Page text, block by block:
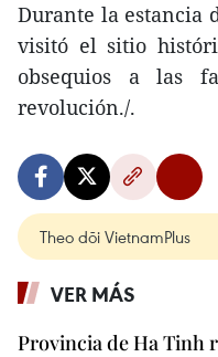
Durante la estancia
visitó el sitio
obsequios a las
revolución./.
Theo dõi VietnamPlus
VER MÁS
Provincia de Ha Tinh